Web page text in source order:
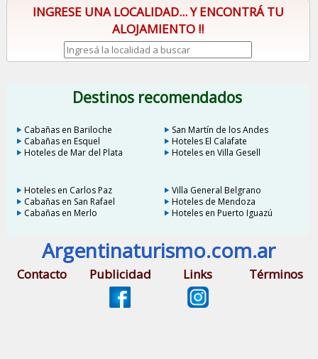
INGRESE UNA LOCALIDAD... Y ENCONTRÁ TU
ALOJAMIENTO !!
Destinos recomendados
Cabañas en Bariloche
San Martín de los Andes
Cabañas en Esquel
Hoteles El Calafate
Hoteles de Mar del Plata
Hoteles en Villa Gesell
Hoteles en Carlos Paz
Villa General Belgrano
Cabañas en San Rafael
Hoteles de Mendoza
Cabañas en Merlo
Hoteles en Puerto Iguazú
Argentinaturismo.com.ar
Contacto Publicidad Links Términos